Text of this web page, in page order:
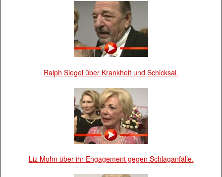
Ralph Siegel über Krankheit und Schicksal.
Liz Mohn über ihr Engagement gegen Schlaganfälle.